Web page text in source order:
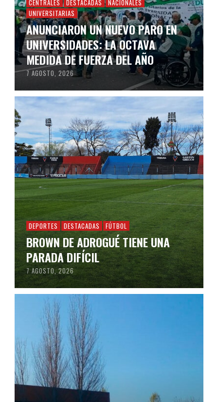
CENTRALES DESTACADAS
NACIONALES
UNIVERSITARIAS
ANUNCIARON UN NUEVO PARO EN
UNIVERSIDADES: LA OCTAVA
MEDIDA DE FUERZA DEL AÑO
7 AGOSTO, 2026
DEPORTES DESTACADAS FÚTBOL
BROWN DE ADROGUÉ TIENE UNA
PARADA DIFÍCIL
7 AGOSTO, 2026